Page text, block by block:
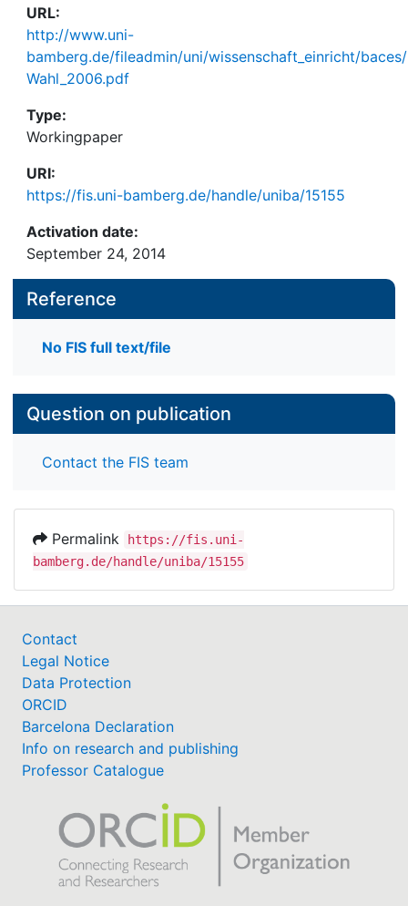
aces/publikationen/2006/
URL:
http://www.uni-
bamberg.de/fileadmin/uni/wissenschaft_einricht/
Wahl_2006.pdf
Type:
Workingpaper
URI:
https://fis.uni-bamberg.de/handle/uniba/15155
Activation date:
September 24, 2014
Reference
No FIS full text/file
Question on publication
Contact the FIS team
Permalink
https://fis.uni-
bamberg.de/handle/uniba/15155
Contact
Legal Notice
Data Protection
ORCID
Barcelona Declaration
Info on research and publishing
Professor Catalogue